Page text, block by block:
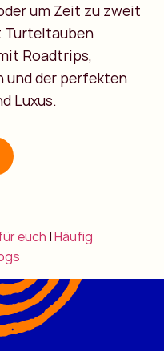
um Zeit zu zweit
Turteltauben
Roadtrips,
der perfekten
Luxus.
euch |Häufig